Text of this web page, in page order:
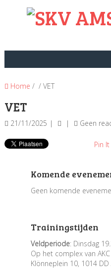
Home / / VET
VET
21/11/2025 Geen
Pin It
Komende
Geen komende
Trainingstijden
Veldperiode: Dinsdag
Op het complex van
Klönneplein 10, 1014